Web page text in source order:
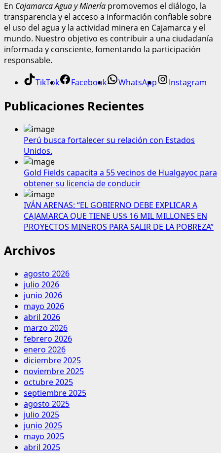
En Cajamarca Agua y Minería promovemos el diálogo, la
transparencia y el acceso a información confiable sobre
el uso del agua y la actividad minera en Cajamarca y el
mundo. Nuestro objetivo es contribuir a una ciudadanía
informada y consciente, fomentando la participación
responsable.
TikTok Facebook WhatsApp Instagram
Publicaciones Recientes
Perú busca fortalecer su relación con Estados
Unidos.
Gold Fields capacita a 55 vecinos de Hualgayoc para
obtener su licencia de conducir
IVÁN ARENAS: “EL GOBIERNO DEBE EXPLICAR A
CAJAMARCA QUE TIENE US$ 16 MIL MILLONES EN
PROYECTOS MINEROS PARA SALIR DE LA POBREZA”
Archivos
agosto 2026
julio 2026
junio 2026
mayo 2026
abril 2026
marzo 2026
febrero 2026
enero 2026
diciembre 2025
noviembre 2025
octubre 2025
septiembre 2025
agosto 2025
julio 2025
junio 2025
mayo 2025
abril 2025